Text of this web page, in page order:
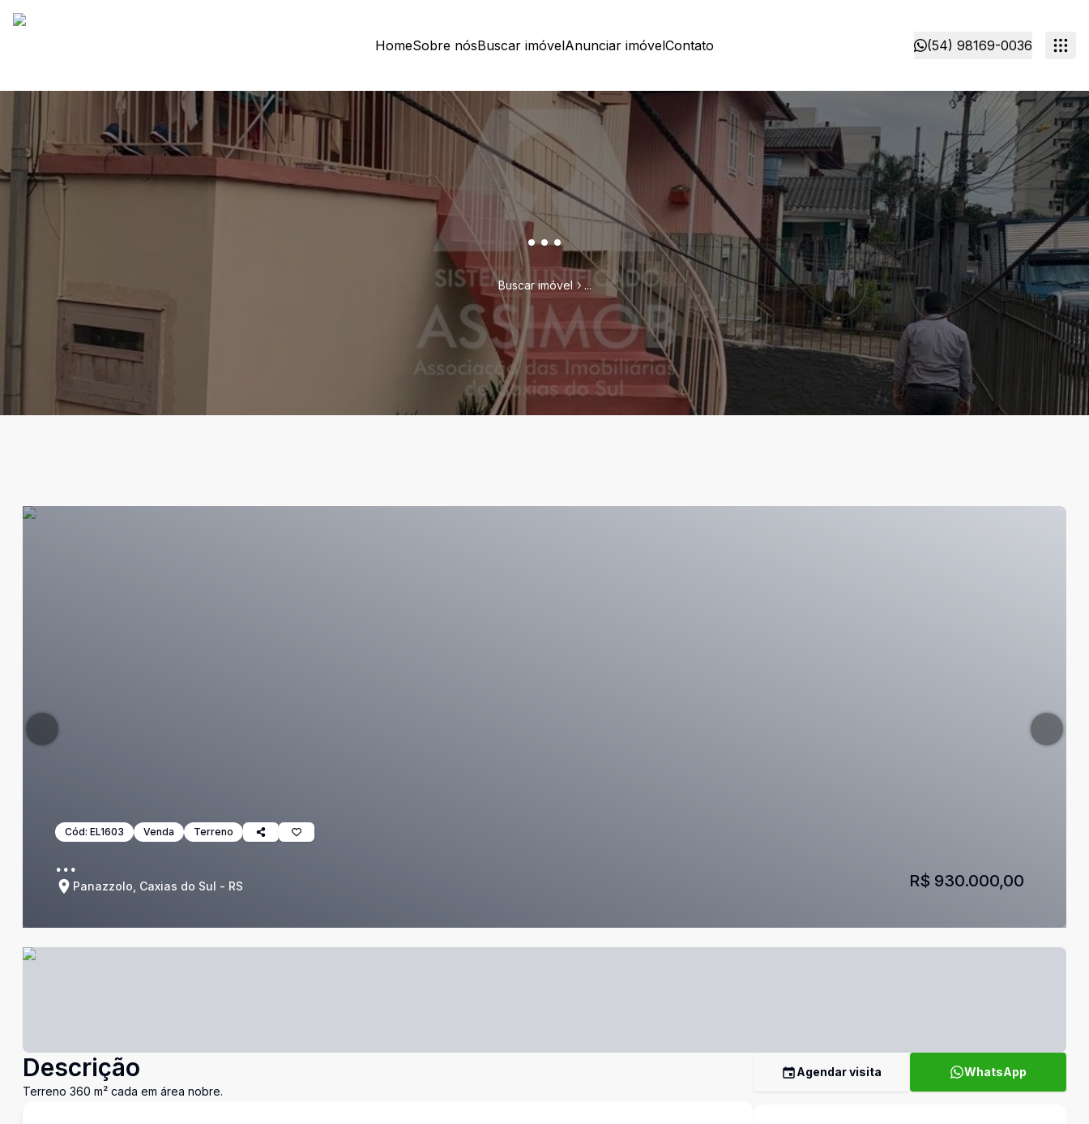
HomeSobre nósBuscar imóvelAnunciar imóvelContato (54) 98169-0036
...
Buscar imóvel ...
Cód: EL1603 Venda Terreno
...
Panazzolo, Caxias do Sul - RS R$ 930.000,00
Descrição
Terreno 360 m² cada em área nobre.
Agendar visita WhatsApp